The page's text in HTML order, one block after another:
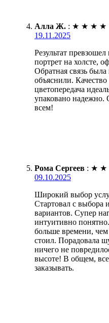
Алла Ж. : ★ ★ ★ ★
19.11.2025
Результат
портрет на холсте,
Обратная связь
объяснили.
цветопередача
упаковано надежно.
всем!
Рома Сергеев : ★ ★
09.10.2025
Широкий выбор
Стартовал с выбора
вариантов. Супер
интуитивно понятно.
больше времени, чем
стоил. Порадовала
ничего не
высоте! В общем,
заказывать.